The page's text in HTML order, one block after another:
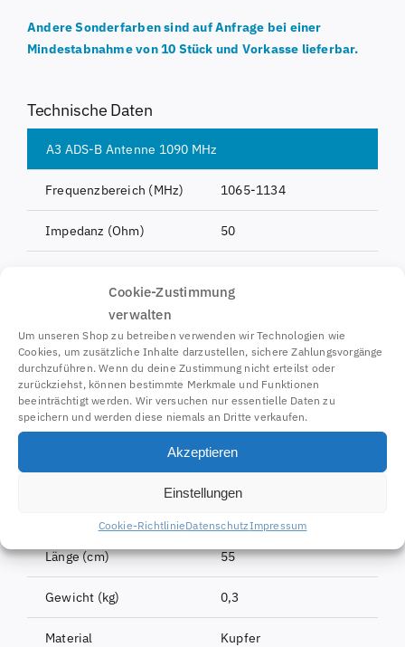
Cookie-Zustimmung
verwalten
Um unseren Shop zu betreiben verwenden wir Technologien wie
Cookies, um zusätzliche Inhalte darzustellen, sichere Zahlungsvorgänge
durchzuführen. Wenn du deine Zustimmung nicht erteilst oder
zurückziehst, können bestimmte Merkmale und Funktionen
beeinträchtigt werden. Wir versuchen nur essentielle Daten zu
speichern und werden diese niemals an Dritte verkaufen.
Akzeptieren
Einstellungen
Cookie-RichtlinieDatenschutzImpressum
Andere Sonderfarben sind auf Anfrage bei einer
Mindestabnahme von 10 Stück und Vorkasse lieferbar.
Technische Daten
A3 ADS-B Antenne 1090 MHz
Frequenzbereich (MHz) 1065-1134
Impedanz (Ohm) 50
Polarisation
Verstärkung (dBi) 5,5
Sektor E-Ebene (-3 dB) 25
Sektor H-Ebene (-3 dB) 360
Max. Sendeleistung (W) dauerhaft 25W, Spitzen 250W
Länge (cm) 55
Gewicht (kg) 0,3
Material Kupfer